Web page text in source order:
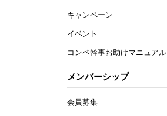
キャンペーン
イベント
コンペ幹事お助けマニュアル
メンバーシップ
会員募集